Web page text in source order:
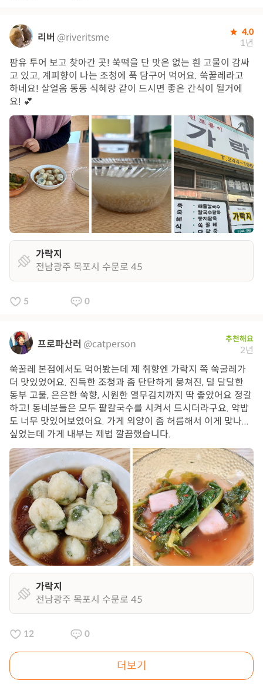
리버 @riveritsme 4.0
1년
팜유 투어 보고 찾아간 곳! 쑥떡을 단 맛은 없는 흰 고물이 감싸
고 있고, 계피향이 나는 조청에 푹 담구어 먹어요. 쑥꿀레라고
하네요! 살얼음 동동 식혜랑 같이 드시면 좋은 간식이 될거에
요! 💕
가락지
전남광주 목포시 수문로 45
5 0
프로파산러 @catperson 추천해요
2년
쑥꿀레 본점에서도 먹어봤는데 제 취향엔 가락지 쪽 쑥굴레가
더 맛있었어요. 진득한 조청과 좀 단단하게 뭉쳐진, 덜 달달한
동부 고물, 은은한 쑥향, 시원한 열무김치까지 딱 좋았어요 정갈
하고! 동네분들은 모두 팥칼국수를 시켜서 드시더라구요. 약밥
도 너무 맛있어보였어요. 가게 외양이 좀 허름해서 이게 맞나...
싶었는데 가게 내부는 제법 깔끔했습니다.
가락지
전남광주 목포시 수문로 45
12 0
더보기